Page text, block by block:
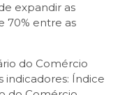
expandir as
70% entre as
do Comércio
indicadores: Índice